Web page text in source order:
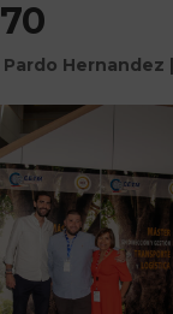
Pardo Hernandez |